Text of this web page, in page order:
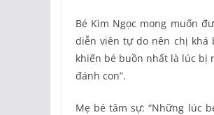
Bé Kim Ngọc mong muốn
diễn viên tự do nên chị khá
khiến bé buồn nhất là lúc bị
đánh con”.
Mẹ bé tâm sự: “Những lúc